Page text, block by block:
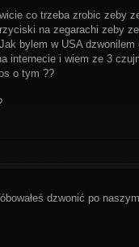
co trzeba zrobic zeby
na zegarachi zeby
bylem w USA
internecie i wiem ze 3
o tym ??
dzwonić po